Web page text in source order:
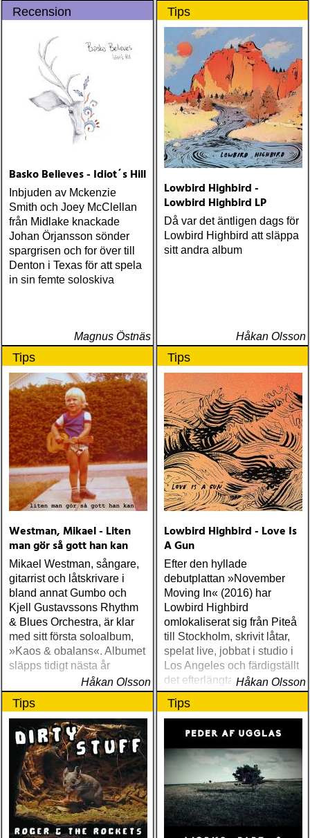
Stay True (Loose) Slow Fox
Steve Earle The Low
Highway (New West) Bob
Dylan Another Self Portrait
(Columbia) Halden Electric
Women (Rootsy) Rokia
Traoré Beautiful Africa
(Nonesuch) Sam Baker Say
Grace (Sam Baker Music)
Picture Of You (Dualtone)
Richard Lindgren Driftwood
(Rootsy) Chip Taylor Block
Out The Sirens Of This
Lonely World (Trainwreck)
Nick Cave & The Bad
Seeds Push The Sky Away
(Bad Seed) Andi Almqvist
Unheard Studio Sessions &
Demos 1971-1972
(Omnivore) Naturligtvis
borde alla årets Rootsy-
plattor vara med på listan,
men jag har istället valt att
bara lista de plattor jag
lyssnat på väsentligt mycket
mer än vad tjänsten kräver
ärligt och handlar om
upplevelser och historier
från en ung mans liv
Recension
Basko Believes - Idiot´s Hill
Inbjuden av Mckenzie
Smith och Joey McClellan
från Midlake knackade
Johan Örjansson sönder
spargrisen och for över till
Denton i Texas för att spela
in sin femte soloskiva
Magnus Östnäs
Tips
Lowbird Highbird -
Lowbird Highbird LP
Då var det äntligen dags för
Lowbird Highbird att släppa
sitt andra album
Håkan Olsson
Tips
Westman, Mikael - Liten
man gör så gott han kan
Mikael Westman, sångare,
gitarrist och låtskrivare i
bland annat Gumbo och
Kjell Gustavssons Rhythm
& Blues Orchestra, är klar
med sitt första soloalbum,
»Kaos & obalans«. Albumet
släpps tidigt nästa år
Håkan Olsson
Tips
Lowbird Highbird - Love Is
A Gun
Efter den hyllade
debutplattan »November
Moving In« (2016) har
Lowbird Highbird
omlokaliserat sig från Piteå
till Stockholm, skrivit låtar,
spelat live, jobbat i studio i
Los Angeles och färdigställt
det efterlängtade andra
albumet (släpps i oktober)
Håkan Olsson
Tips Tips